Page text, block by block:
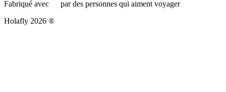
Fabriqué avec
par des personnes qui aiment voyager
Holafly 2026 ®